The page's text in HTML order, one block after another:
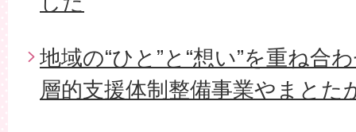
地域の“ひと”と“想い”を重ね合
層的支援体制整備事業やまとた